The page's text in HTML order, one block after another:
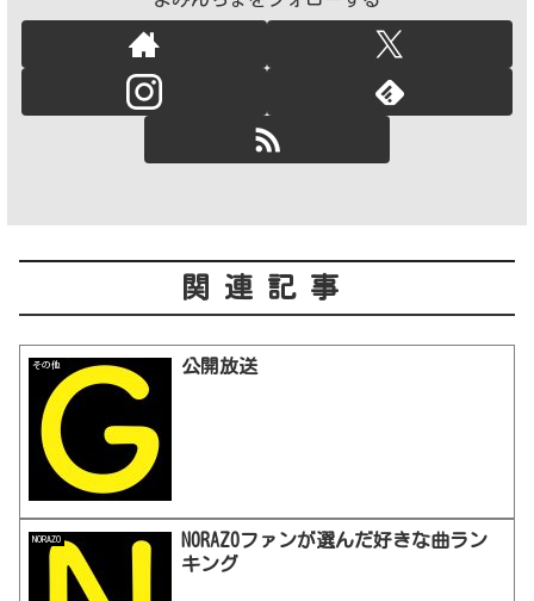
関連記事
その他 公開放送
NORAZO
NORAZOファンが選んだ好きな曲ラン
キング